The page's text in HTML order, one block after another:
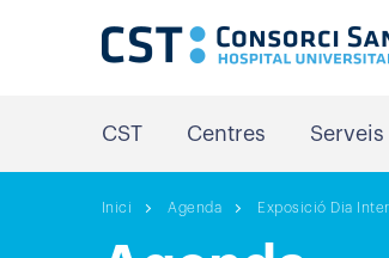
CST Centres Serveis
Inici Agenda Exposició Dia